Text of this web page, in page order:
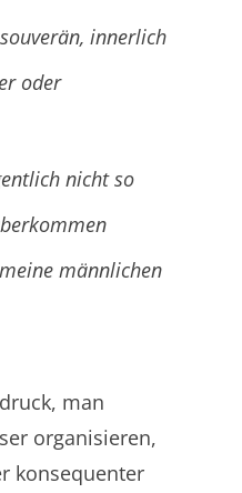
innerlich
oder
nicht so
männlichen
man
organisieren,
konsequenter